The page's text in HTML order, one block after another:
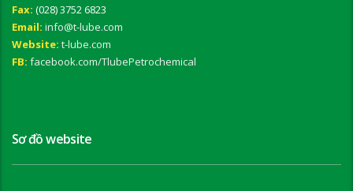
Fax: (028) 3752 6823
Email: info@t-lube.com
Website: t-lube.com
FB: facebook.com/TlubePetrochemical
Sơ đồ website